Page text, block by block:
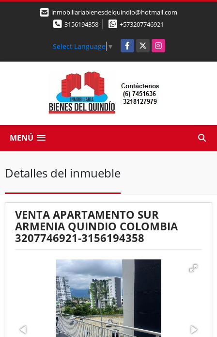
inmobiliariabienesdelquindio@hotmail.com
3156194358
+573207746921
Select Language ▼ Facebook
X Instagram
MENÚ
Detalles del inmueble
VENTA APARTAMENTO SUR
ARMENIA QUINDIO COLOMBIA
3207746921-3156194358